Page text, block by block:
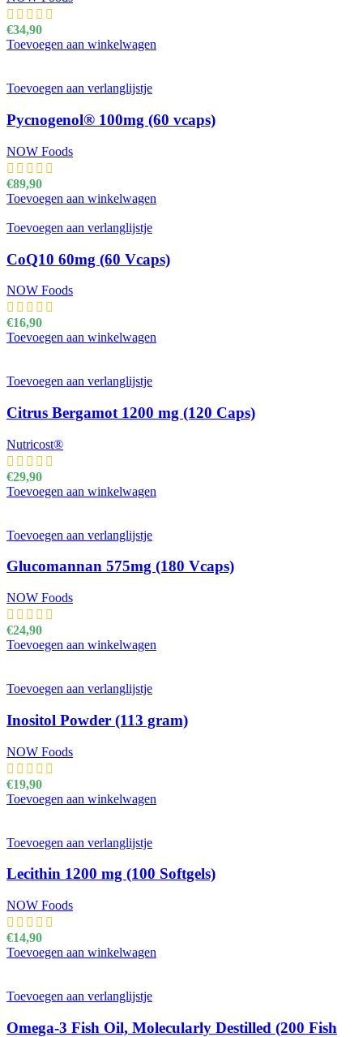
€34,90
Toevoegen aan winkelwagen
Toevoegen aan verlanglijstje
Pycnogenol® 100mg (60 vcaps)
NOW Foods
€89,90
Toevoegen aan winkelwagen
Toevoegen aan verlanglijstje
CoQ10 60mg (60 Vcaps)
NOW Foods
€16,90
Toevoegen aan winkelwagen
Toevoegen aan verlanglijstje
Citrus Bergamot 1200 mg (120 Caps)
Nutricost®
€29,90
Toevoegen aan winkelwagen
Toevoegen aan verlanglijstje
Glucomannan 575mg (180 Vcaps)
NOW Foods
€24,90
Toevoegen aan winkelwagen
Toevoegen aan verlanglijstje
Inositol Powder (113 gram)
NOW Foods
€19,90
Toevoegen aan winkelwagen
Toevoegen aan verlanglijstje
Lecithin 1200 mg (100 Softgels)
NOW Foods
€14,90
Toevoegen aan winkelwagen
Toevoegen aan verlanglijstje
Omega-3 Fish Oil, Molecularly Destilled (200 Fish